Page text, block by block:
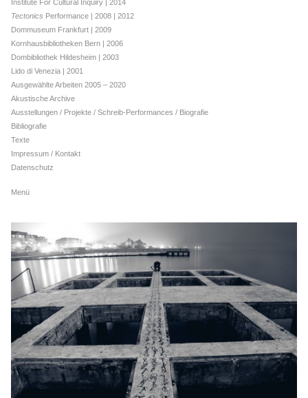
Institute For Cultural Inquiry | 2014
Tectonics Performance | 2008 | 2012
Dommuseum Frankfurt | 2009
Kornhausbibliotheken Bern | 2006
Dombibliothek Hildesheim | 2003
Lido di Venezia | 2001
Ausgewählte Arbeiten 2005 – 2020
Akustische Archive
Ausstellungen / Projekte / Schreib-Performances / Biografie
Bibliografie
Texte
Impressum / Kontakt
Datenschutz
Menü